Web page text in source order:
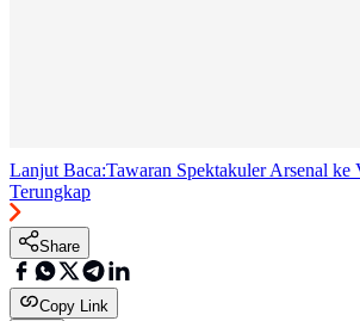
Lanjut Baca:Tawaran Spektakuler Arsenal ke
Terungkap
Share
Copy Link